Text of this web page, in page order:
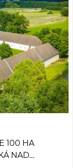
100 HA
NAD